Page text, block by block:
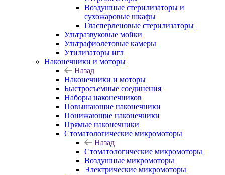
Воздушные стерилизаторы и
сухожаровые шкафы
Гласперленовые стерилизаторы
Ультразвуковые мойки
Ультрафиолетовые камеры
Утилизаторы игл
Наконечники и моторы
Назад
Наконечники и моторы
Быстросъемные соединения
Наборы наконечников
Повышающие наконечники
Понижающие наконечники
Прямые наконечники
Стоматологические микромоторы
Назад
Стоматологические микромоторы
Воздушные микромоторы
Электрические микромоторы